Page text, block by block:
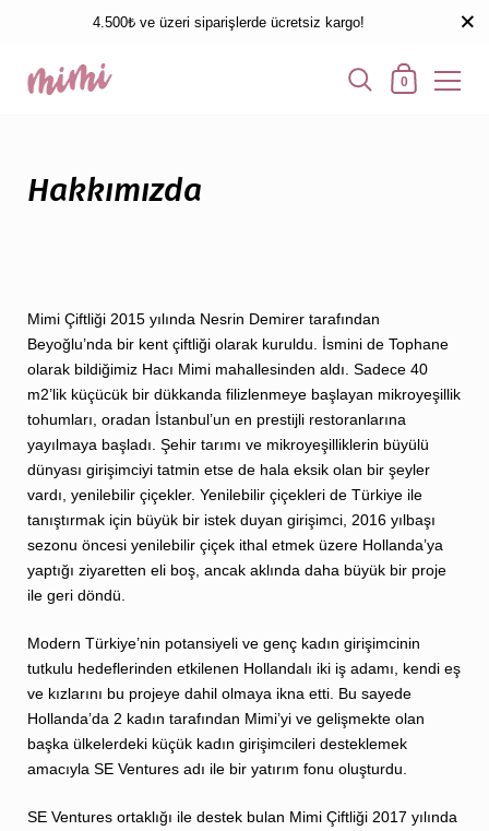
4.500₺ ve üzeri siparişlerde ücretsiz kargo!
0
Hakkımızda
Mimi Çiftliği 2015 yılında Nesrin Demirer tarafından
Beyoğlu’nda bir kent çiftliği olarak kuruldu. İsmini de Tophane
olarak bildiğimiz Hacı Mimi mahallesinden aldı. Sadece 40
m2’lik küçücük bir dükkanda filizlenmeye başlayan mikroyeşillik
tohumları, oradan İstanbul’un en prestijli restoranlarına
yayılmaya başladı. Şehir tarımı ve mikroyeşilliklerin büyülü
dünyası girişimciyi tatmin etse de hala eksik olan bir şeyler
vardı, yenilebilir çiçekler. Yenilebilir çiçekleri de Türkiye ile
tanıştırmak için büyük bir istek duyan girişimci, 2016 yılbaşı
sezonu öncesi yenilebilir çiçek ithal etmek üzere Hollanda’ya
yaptığı ziyaretten eli boş, ancak aklında daha büyük bir proje
ile geri döndü.
Modern Türkiye’nin potansiyeli ve genç kadın girişimcinin
tutkulu hedeflerinden etkilenen Hollandalı iki iş adamı, kendi eş
ve kızlarını bu projeye dahil olmaya ikna etti. Bu sayede
Hollanda’da 2 kadın tarafından Mimi’yi ve gelişmekte olan
başka ülkelerdeki küçük kadın girişimcileri desteklemek
amacıyla SE Ventures adı ile bir yatırım fonu oluşturdu.
SE Ventures ortaklığı ile destek bulan Mimi Çiftliği 2017 yılında